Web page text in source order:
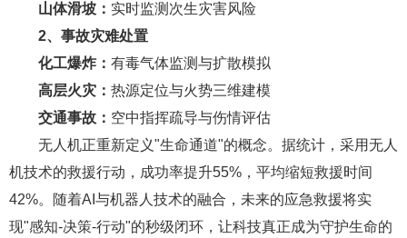
山体滑坡： 实时监测次生灾害风险
2、事故灾难处置
化工爆炸： 有毒气体监测与扩散模拟
高层火灾： 热源定位与火势三维建模
交通事故： 空中指挥疏导与伤情评估
无人机正重新定义"生命通道"的概念。据统计，采用无人
机技术的救援行动，成功率提升55%，平均缩短救援时间
42%。随着AI与机器人技术的融合，未来的应急救援将实
现"感知-决策-行动"的秒级闭环，让科技真正成为守护生命的